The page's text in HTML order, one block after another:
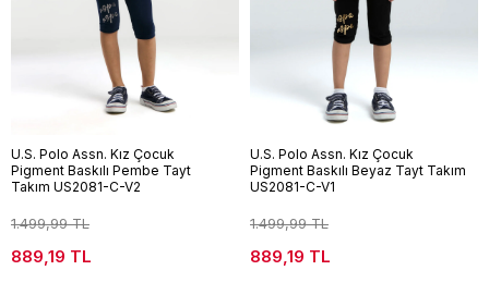
U.S. Polo Assn. Kız Çocuk
Pigment Baskılı Pembe Tayt
Takım US2081-C-V2
1.499,99 TL
889,19 TL
U.S. Polo Assn. Kız Çocuk
Pigment Baskılı Beyaz Tayt Takım
US2081-C-V1
1.499,99 TL
889,19 TL